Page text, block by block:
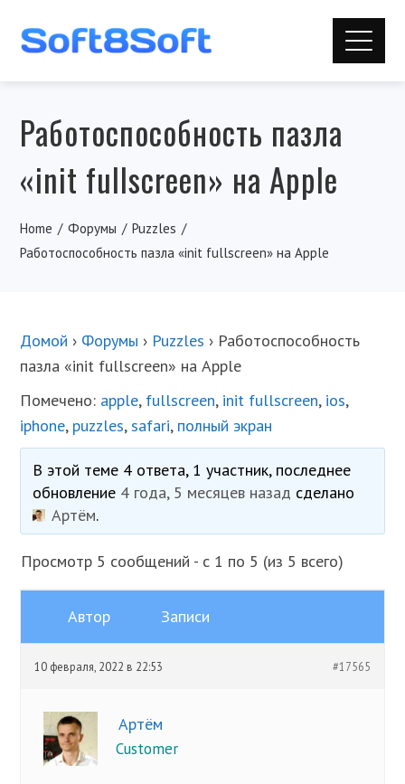
Работоспособность пазла
«init fullscreen» на Apple
Home Форумы
Puzzles
Работоспособность пазла «init fullscreen» на Apple
Домой › Форумы › Puzzles › Работоспособность
пазла «init fullscreen» на Apple
Помечено: apple, fullscreen, init fullscreen, ios,
iphone, puzzles,safari, полный экран
В этой теме 4 ответа, 1 участник, последнее
обновление 4 года, 5 месяцев назад сделано
Артём.
Просмотр 5 сообщений - с 1 по 5 (из 5 всего)
Автор Записи
10 февраля, 2022 в 22:53 #17565
Артём
Customer